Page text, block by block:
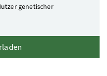
genetischer